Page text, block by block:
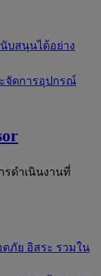
บสนุนได้อย่าง
จัดการอุปกรณ์
รดำเนินงานที่
ดภัย อิสระ รวมใน